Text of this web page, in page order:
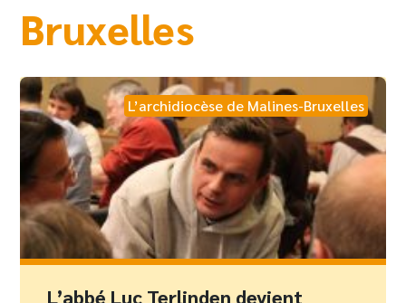
Bruxelles
L’archidiocèse de Malines-Bruxelles
L’abbé Luc Terlinden devient